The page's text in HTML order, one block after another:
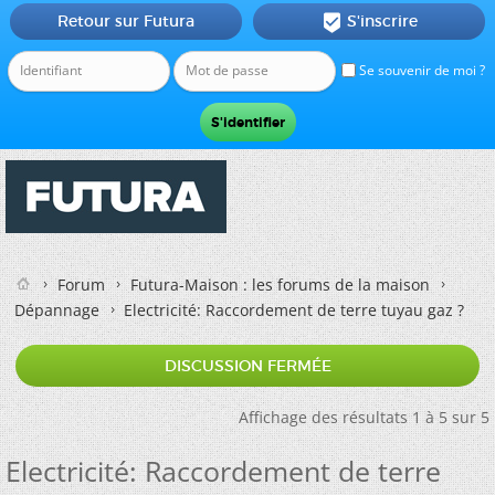
Se souvenir de moi ?
Retour sur Futura  S'inscrire
Forum
Futura-Maison : les forums de la maison
Dépannage
Electricité: Raccordement de terre tuyau gaz ?
DISCUSSION FERMÉE
Affichage des résultats 1 à 5 sur 5
Electricité: Raccordement de terre